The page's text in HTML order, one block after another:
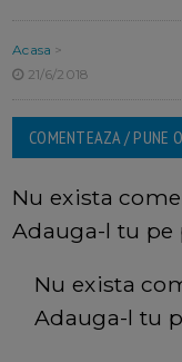
Acasa >
21/6/2018
COMENTEAZA / PUNE
Nu exista
Adauga-l tu pe
Nu exista
Adauga-l tu